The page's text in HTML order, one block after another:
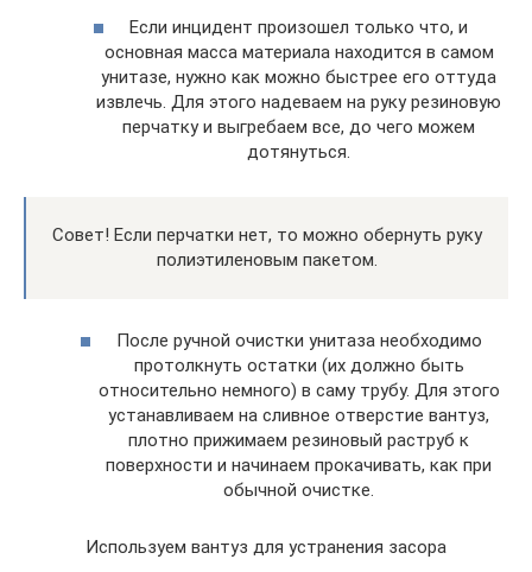
Если инцидент произошел только что, и
основная масса материала находится в самом
унитазе, нужно как можно быстрее его оттуда
извлечь. Для этого надеваем на руку резиновую
перчатку и выгребаем все, до чего можем
дотянуться.
Совет! Если перчатки нет, то можно обернуть руку
полиэтиленовым пакетом.
После ручной очистки унитаза необходимо
протолкнуть остатки (их должно быть
относительно немного) в саму трубу. Для этого
устанавливаем на сливное отверстие вантуз,
плотно прижимаем резиновый раструб к
поверхности и начинаем прокачивать, как при
обычной очистке.
Используем вантуз для устранения засора